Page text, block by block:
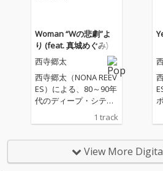
ノスタルジアを追い求
める先にこそ未来を見
つけた、日本のポッ
プ・ミュージックへの
愛とオマージュを込め
た傑作カヴァー・アル
バム！ 本作では西寺自
筒美京平、湯川れい
研究と実践」の姿勢に
深いリスペクトを捧げ
Woman “Wの悲劇”よ
り (feat. 真城めぐみ)
西寺郷太
西寺郷太（NONA REEV
ES）による、80～90年
代のディープ・シティ
ポップ＝歌謡曲／ニュ
ー・ミュージックに向
る」カヴァー・アルバ
ム『Human』が完成！
1 track
View More